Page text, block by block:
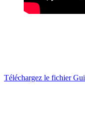
Téléchargez le fichier